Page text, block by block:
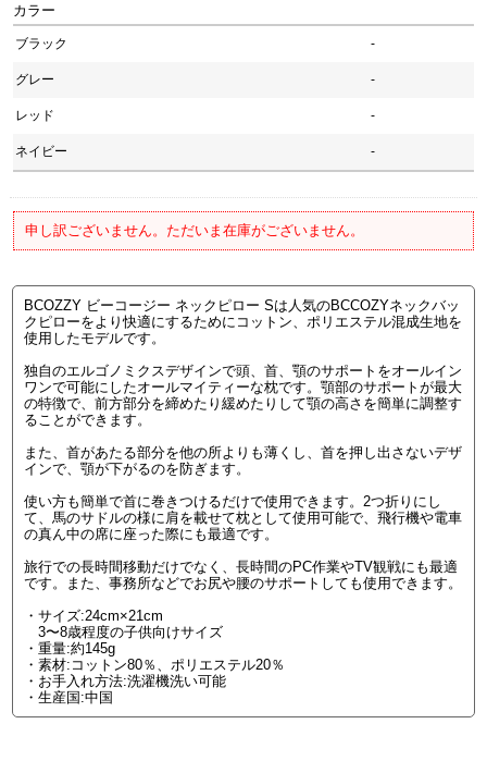
カラー
ブラック -
グレー -
レッド -
ネイビー -
申し訳ございません。ただいま在庫がございません。
BCOZZY ビーコージー ネックピロー Sは人気のBCCOZYネックバッ
クピローをより快適にするためにコットン、ポリエステル混成生地を
使用したモデルです。
独自のエルゴノミクスデザインで頭、首、顎のサポートをオールイン
ワンで可能にしたオールマイティーな枕です。顎部のサポートが最大
の特徴で、前方部分を締めたり緩めたりして顎の高さを簡単に調整す
ることができます。
また、首があたる部分を他の所よりも薄くし、首を押し出さないデザ
インで、顎が下がるのを防ぎます。
使い方も簡単で首に巻きつけるだけで使用できます。2つ折りにし
て、馬のサドルの様に肩を載せて枕として使用可能で、飛行機や電車
の真ん中の席に座った際にも最適です。
旅行での長時間移動だけでなく、長時間のPC作業やTV観戦にも最適
です。また、事務所などでお尻や腰のサポートしても使用できます。
・サイズ:24cm×21cm
3〜8歳程度の子供向けサイズ
・重量:約145g
・素材:コットン80％、ポリエステル20％
・お手入れ方法:洗濯機洗い可能
・生産国:中国